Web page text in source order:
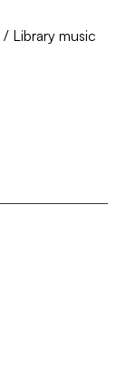
/ Library music